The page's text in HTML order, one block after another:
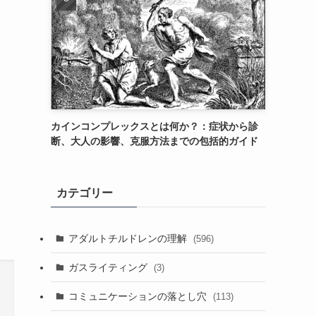
カインコンプレックスとは何か？：症状から診
断、大人の影響、克服方法までの包括的ガイド
カテゴリー
アダルトチルドレンの理解 (596)
ガスライティング (3)
コミュニケーションの落とし穴 (113)